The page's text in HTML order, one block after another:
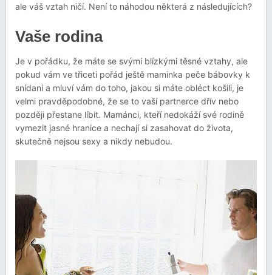
ale váš vztah ničí. Není to náhodou některá z následujících?
Vaše rodina
Je v pořádku, že máte se svými blízkými těsné vztahy, ale
pokud vám ve třiceti pořád ještě maminka peče bábovky k
snídani a mluví vám do toho, jakou si máte obléct košili, je
velmi pravděpodobné, že se to vaší partnerce dřív nebo
později přestane líbit. Mamánci, kteří nedokáží své rodině
vymezit jasné hranice a nechají si zasahovat do života,
skutečně nejsou sexy a nikdy nebudou.